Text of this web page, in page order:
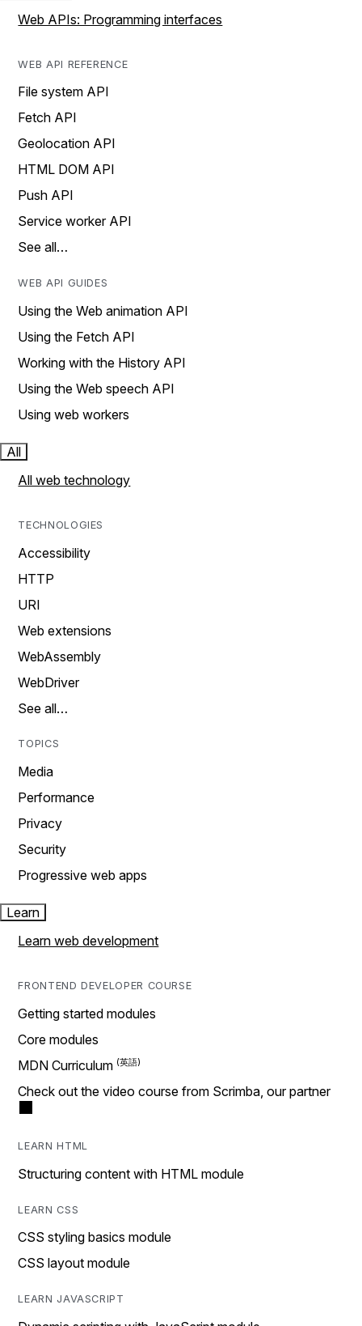
Web APIs: Programming interfaces
WEB API REFERENCE
File system API
Fetch API
Geolocation API
HTML DOM API
Push API
Service worker API
See all…
WEB API GUIDES
Using the Web animation API
Using the Fetch API
Working with the History API
Using the Web speech API
Using web workers
All
All web technology
TECHNOLOGIES
Accessibility
HTTP
URI
Web extensions
WebAssembly
WebDriver
See all…
TOPICS
Media
Performance
Privacy
Security
Progressive web apps
Learn
Learn web development
FRONTEND DEVELOPER COURSE
Getting started modules
Core modules
MDN Curriculum
Check out the video course from Scrimba, our partner
LEARN HTML
Structuring content with HTML module
LEARN CSS
CSS styling basics module
CSS layout module
LEARN JAVASCRIPT